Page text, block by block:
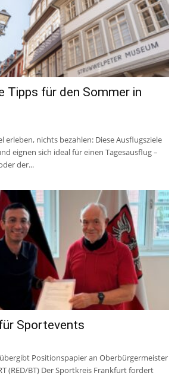
Tipps für den Sommer in
erleben, nichts bezahlen: Diese Ausflugsziele
eignen sich ideal für einen Tagesausflug –
der...
Sportevents
Positionspapier an Oberbürgermeister
(RED/BT) Der Sportkreis Frankfurt fordert